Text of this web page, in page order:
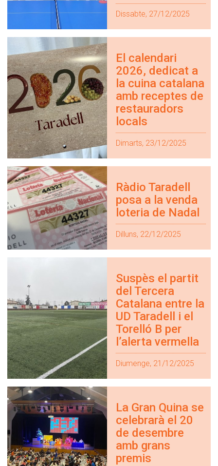
Dissabte, 27/12/2025
El calendari
2026, dedicat a
la cuina catalana
amb receptes de
restauradors
locals
Dimarts, 23/12/2025
Ràdio Taradell
posa a la venda
loteria de Nadal
Dilluns, 22/12/2025
Suspès el partit
del Tercera
Catalana entre la
UD Taradell i el
Torelló B per
l’alerta vermella
Diumenge, 21/12/2025
La Gran Quina se
celebrarà el 20
de desembre
amb grans
premis